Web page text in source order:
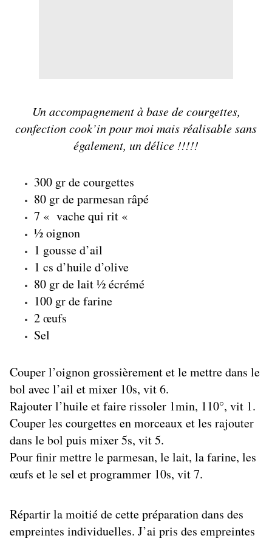
Un accompagnement à base de courgettes,
confectioncook’inpour moi mais réalisable sans
également, un délice !!!!!
300 gr decourgettes
80 gr de parmesan râpé
7 « vache qui rit «
½ oignon
1 gousse d’ail
1 cs d’huile d’olive
80 gr de lait ½ écrémé
100 gr de farine
2 œufs
Sel
Couper l’oignon grossièrement et le mettre dans le
bol avec l’ail et mixer 10s, vit 6.
Rajouter l’huile et faire rissoler 1min, 110°, vit 1.
Couper les courgettes en morceaux et les rajouter
dans le bol puis mixer 5s, vit 5.
Pour finir mettre le parmesan, le lait, la farine, les
œufs et le sel et programmer 10s, vit 7.
Répartir la moitié de cette préparation dans des
empreintes individuelles. J’ai pris des empreintes